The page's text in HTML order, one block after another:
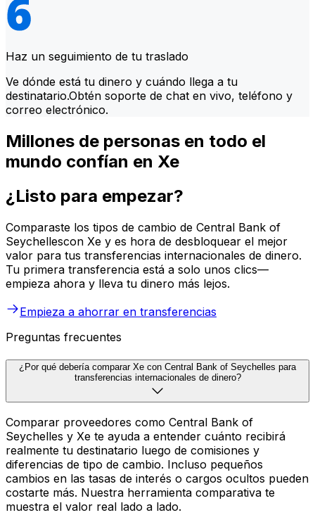
Haz un seguimiento de tu traslado
Ve dónde está tu dinero y cuándo llega a tu
destinatario.Obtén soporte de chat en vivo, teléfono y
correo electrónico.
Millones de personas en todo el
mundo confían en Xe
¿Listo para empezar?
Comparaste los tipos de cambio de Central Bank of
Seychellescon Xe y es hora de desbloquear el mejor
valor para tus transferencias internacionales de dinero.
Tu primera transferencia está a solo unos clics—
empieza ahora y lleva tu dinero más lejos.
Empieza a ahorrar en transferencias
Preguntas frecuentes
¿Por qué debería comparar Xe con Central Bank of Seychelles para
transferencias internacionales de dinero?
Comparar proveedores como Central Bank of
Seychelles y Xe te ayuda a entender cuánto recibirá
realmente tu destinatario luego de comisiones y
diferencias de tipo de cambio. Incluso pequeños
cambios en las tasas de interés o cargos ocultos pueden
costarte más. Nuestra herramienta comparativa te
muestra el valor real lado a lado.